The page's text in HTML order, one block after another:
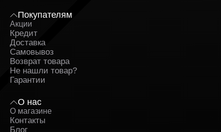
Покупателям
Акции
Кредит
Доставка
Самовывоз
Возврат товара
Не нашли товар?
Гарантии
О нас
О магазине
Контакты
Блог